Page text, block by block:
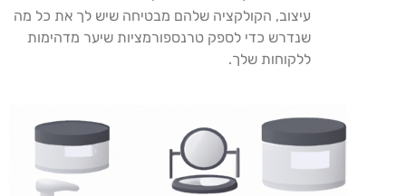
עיצוב, הקולקציה שלהם מבטיחה שיש לך את כל מה
שנדרש כדי לספק טרנספורמציות שיער מדהימות
ללקוחות שלך.